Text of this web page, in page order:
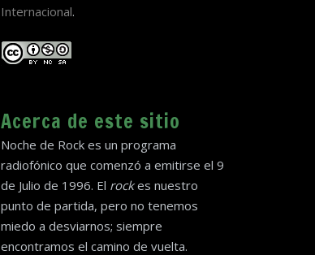
Internacional.
Acerca de este sitio
Noche de Rock es un programa
radiofónico que comenzó a emitirse el 9
de Julio de 1996. El rockes nuestro
punto de partida, pero no tenemos
miedo a desviarnos; siempre
encontramos el camino de vuelta.